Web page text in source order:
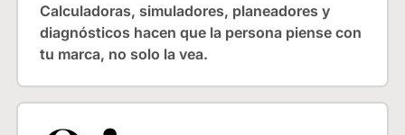
Calculadoras, simuladores, planeadores y
diagnósticos hacen que la persona piense con
tu marca, no solo la vea.